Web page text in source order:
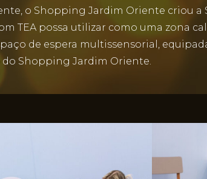
o Shopping Jardim Oriente criou a
TEA possa utilizar como uma zona
de espera multissensorial,
Shopping Jardim Oriente.